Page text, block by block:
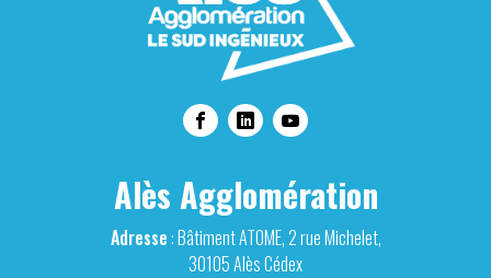
Alès Agglomération
Adresse: Bâtiment ATOME, 2 rue Michelet,
30105 Alès Cédex